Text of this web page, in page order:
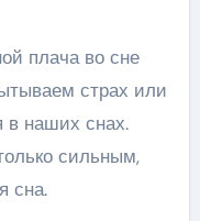
плача во сне
страх или
в наших снах.
сильным,
сна.